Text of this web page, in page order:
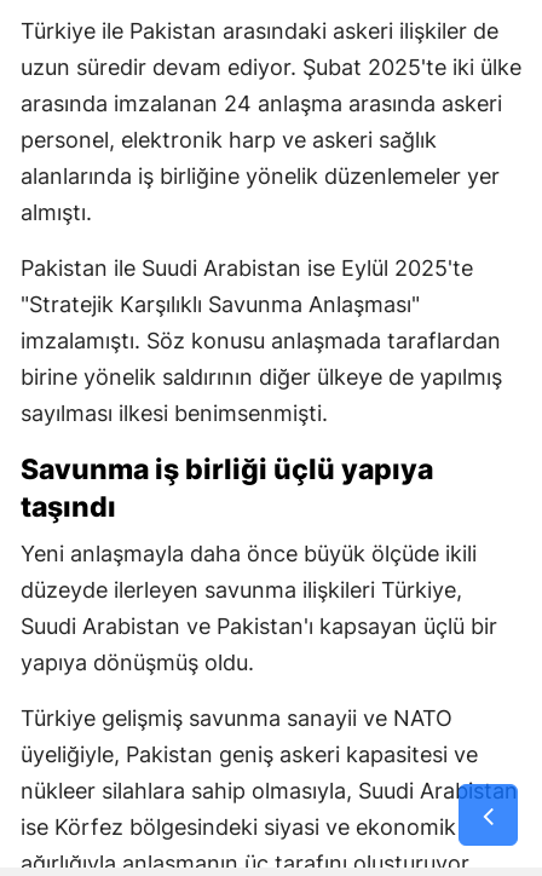
Türkiye ile Pakistan arasındaki askeri ilişkiler de
uzun süredir devam ediyor. Şubat 2025'te iki ülke
arasında imzalanan 24 anlaşma arasında askeri
personel, elektronik harp ve askeri sağlık
alanlarında iş birliğine yönelik düzenlemeler yer
almıştı.
Pakistan ile Suudi Arabistan ise Eylül 2025'te
"Stratejik Karşılıklı Savunma Anlaşması"
imzalamıştı. Söz konusu anlaşmada taraflardan
birine yönelik saldırının diğer ülkeye de yapılmış
sayılması ilkesi benimsenmişti.
Savunma iş birliği üçlü yapıya
taşındı
Yeni anlaşmayla daha önce büyük ölçüde ikili
düzeyde ilerleyen savunma ilişkileri Türkiye,
Suudi Arabistan ve Pakistan'ı kapsayan üçlü bir
yapıya dönüşmüş oldu.
Türkiye gelişmiş savunma sanayii ve NATO
üyeliğiyle, Pakistan geniş askeri kapasitesi ve
nükleer silahlara sahip olmasıyla, Suudi Arabistan
ise Körfez bölgesindeki siyasi ve ekonomik
ağırlığıyla anlaşmanın üç tarafını oluşturuyor.